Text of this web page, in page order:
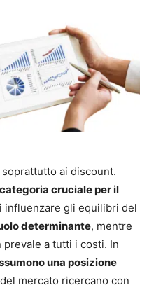
ai discount.
cruciale per il
influenzare gli equilibri del
determinante, mentre
a tutti i costi. In
una posizione
mercato ricercano con